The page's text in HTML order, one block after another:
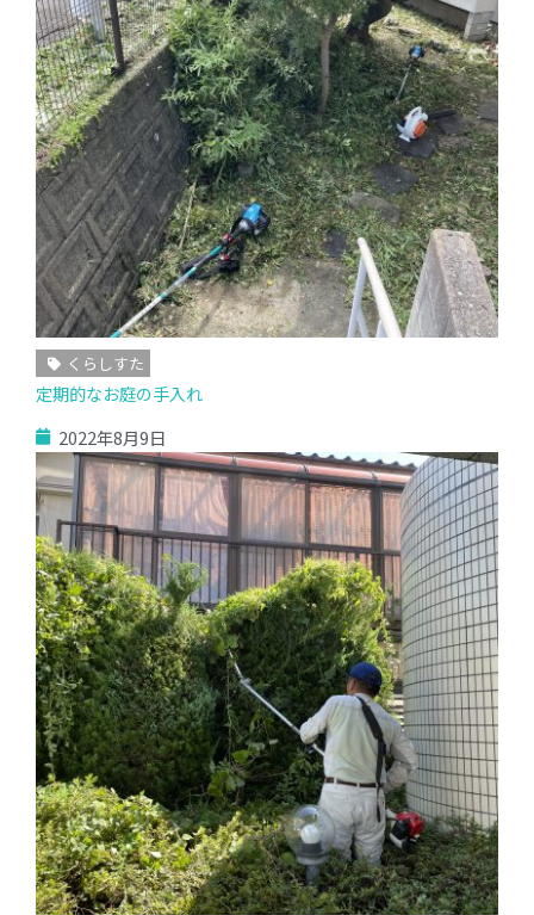
くらしすた
定期的なお庭の手入れ
2022年8月9日